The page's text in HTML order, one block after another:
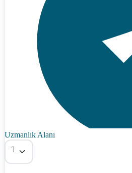
Uzmanlık Alanı
Tümü